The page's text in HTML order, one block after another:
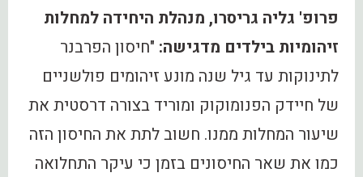
פרופ' גליה גריסרו, מנהלת היחידה למחלות
זיהומיות בילדים מדגישה: "חיסון הפרבנר
לתינוקות עד גיל שנה מונע זיהומים פולשניים
של חיידק הפנומוקוק ומוריד בצורה דרסטית את
שיעור המחלות ממנו. חשוב לתת את החיסון הזה
כמו את שאר החיסונים בזמן כי עיקר התחלואה